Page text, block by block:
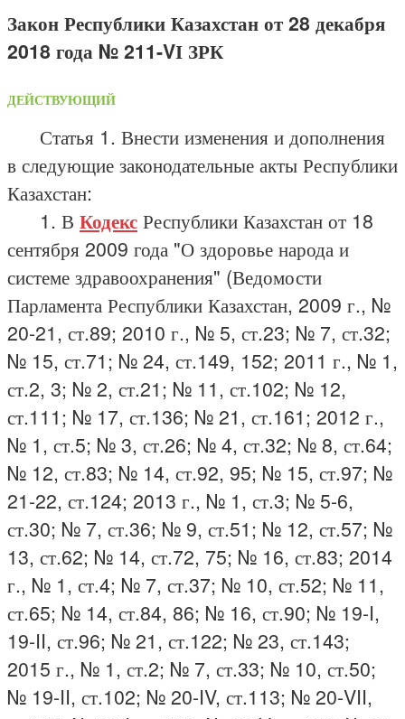
Закон Республики Казахстан от 28 декабря
2018 года № 211-VІ ЗРК
ДЕЙСТВУЮЩИЙ
Статья 1. Внести изменения и дополнения
в следующие законодательные акты Республики
Казахстан:
1. В Кодекс Республики Казахстан от 18
сентября 2009 года "О здоровье народа и
системе здравоохранения" (Ведомости
Парламента Республики Казахстан, 2009 г., №
20-21, ст.89; 2010 г., № 5, ст.23; № 7, ст.32;
№ 15, ст.71; № 24, ст.149, 152; 2011 г., № 1,
ст.2, 3; № 2, ст.21; № 11, ст.102; № 12,
ст.111; № 17, ст.136; № 21, ст.161; 2012 г.,
№ 1, ст.5; № 3, ст.26; № 4, ст.32; № 8, ст.64;
№ 12, ст.83; № 14, ст.92, 95; № 15, ст.97; №
21-22, ст.124; 2013 г., № 1, ст.3; № 5-6,
ст.30; № 7, ст.36; № 9, ст.51; № 12, ст.57; №
13, ст.62; № 14, ст.72, 75; № 16, ст.83; 2014
г., № 1, ст.4; № 7, ст.37; № 10, ст.52; № 11,
ст.65; № 14, ст.84, 86; № 16, ст.90; № 19-I,
19-II, ст.96; № 21, ст.122; № 23, ст.143;
2015 г., № 1, ст.2; № 7, ст.33; № 10, ст.50;
№ 19-II, ст.102; № 20-IV, ст.113; № 20-VII,